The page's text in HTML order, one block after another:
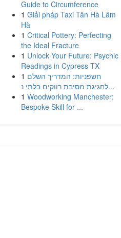
Guide to Circumference
1 Giải pháp Taxi Tân Hà Lâm
Hà
1 Critical Pottery: Perfecting
the Ideal Fracture
1 Unlock Your Future: Psychic
Readings in Cypress TX
1 חשפניות: המדריך השלם
לחגיגת מסיבת רווקים בלתי נ...
1 Woodworking Manchester:
Bespoke Skill for ...